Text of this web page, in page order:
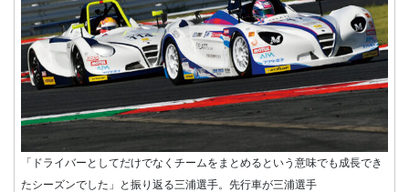
「ドライバーとしてだけでなくチームをまとめるという意味でも成長でき
たシーズンでした」と振り返る三浦選手。先行車が三浦選手